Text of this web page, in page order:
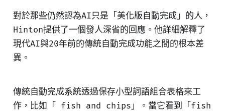
對於那些仍然認為AI只是「美化版自動完成」的人，
Hinton提供了一個發人深省的回應。他詳細解釋了
現代AI與20年前的傳統自動完成功能之間的根本差
異。
傳統自動完成系統透過保存小型詞語組合表格來工
作，比如「 fish and chips」。當它看到「fish